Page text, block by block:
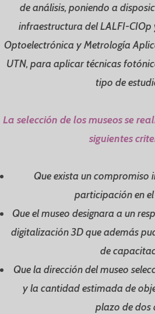
de análisis, poniendo a
infraestructura del LALFI-
Optoelectrónica y Metrología
UTN, para aplicar técnicas
tipo de
La selección de los museos se
siguientes
Que exista un compromiso
participación en
Que el museo designara a un
digitalización 3D que además
de
Que la dirección del museo
y la cantidad estimada de
plazo de dos